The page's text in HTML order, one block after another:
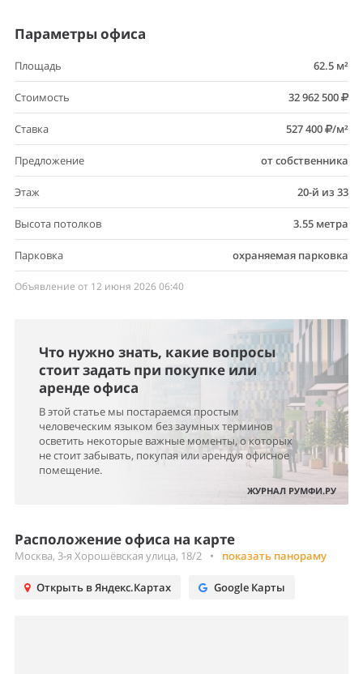
Параметры офиса
Площадь 62.5 м²
Стоимость 32 962 500
Ставка 527 400 /м²
Предложение от собственника
Этаж 20-й из 33
Высота потолков 3.55 метра
Парковка охраняемая парковка
Объявление от 12 июня 2026 06:40
Что нужно знать, какие вопросы
стоит задать при покупке или
аренде офиса
В этой статье мы постараемся простым
человеческим языком без заумных терминов
осветить некоторые важные моменты, о которых
не стоит забывать, покупая или арендуя офисное
помещение.
ЖУРНАЛ РУМФИ.РУ
Расположение офиса на карте
Москва, 3-я Хорошёвская улица, 18/2 • показать панораму
Открыть в Яндекс.Картах Google Карты